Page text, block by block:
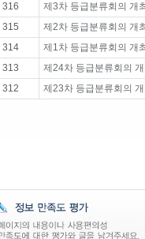
316
제3차 등급분류회의 개
315
제2차 등급분류회의 개
314
제1차 등급분류회의 개
313
제24차 등급분류회의
312
제23차 등급분류회의